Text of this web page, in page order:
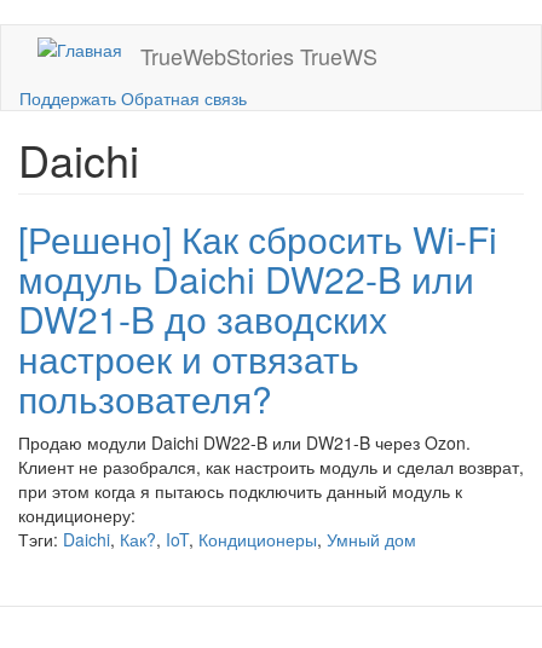
Перейти
содержанию
TrueWebStories TrueWS
Поддержать Обратная связь
Daichi
[Решено] Как сбросить Wi-Fi
модуль Daichi DW22-B или
DW21-B до заводских
настроек и отвязать
пользователя?
Продаю модули Daichi DW22-B или DW21-B через Ozon.
Клиент не разобрался, как настроить модуль и сделал возврат,
при этом когда я пытаюсь подключить данный модуль к
кондиционеру:
Тэги: Daichi, Как?, IoT, Кондиционеры, Умный дом